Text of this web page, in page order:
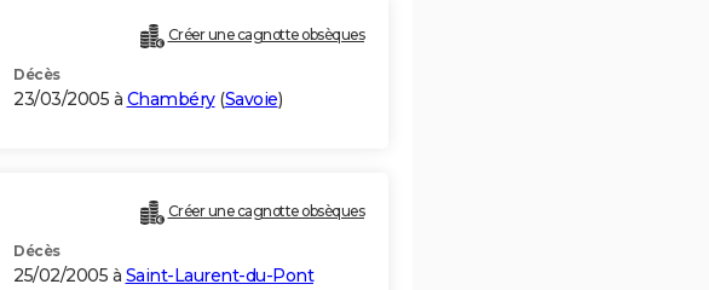
Créer une cagnotte obsèques
Décès
23/03/2005 à Chambéry(Savoie)
Créer une cagnotte obsèques
Décès
25/02/2005 à Saint-Laurent-du-Pont